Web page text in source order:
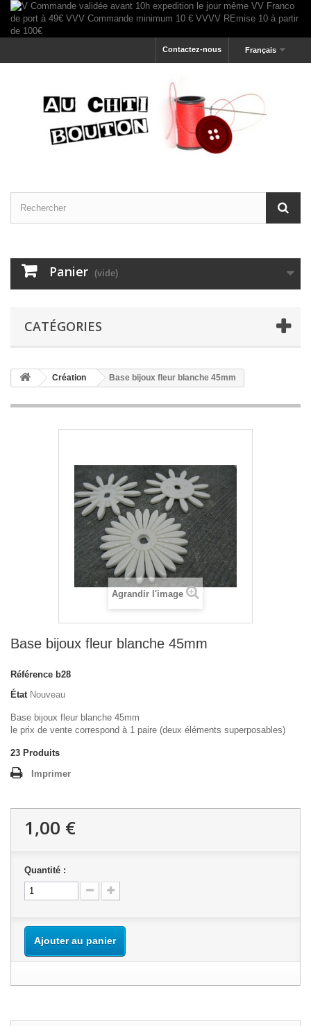
Français
Contactez-nous
Panier (vide)
CATÉGORIES
Création Base bijoux fleur blanche 45mm
Agrandir l'image
Base bijoux fleur blanche 45mm
Référence b28
État Nouveau
Base bijoux fleur blanche 45mm
le prix de vente correspond à 1 paire (deux éléments superposables)
23 Produits
Imprimer
1,00 €
Quantité :
Ajouter au panier